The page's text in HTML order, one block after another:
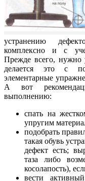
устранению
комплексно и с
Прежде всего, нужно
делается это с
элементарные
А вот
выполнению:
спать на
упругим
подобрать
такая обувь
дефект есть;
таза либо
косолапость),
вести